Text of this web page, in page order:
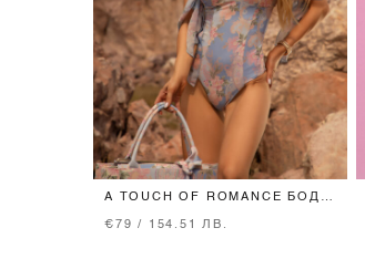
A TOUCH OF ROMANCE БОДИ
€79 / 154.51 ЛВ.